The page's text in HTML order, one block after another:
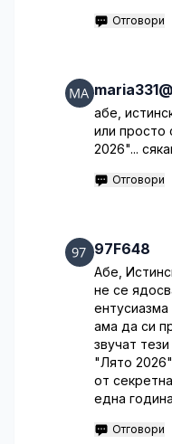
Отговори
абе,
или просто
2026"...
Отговори
97F648
Абе,
не се
ентусиазма
ама да си
звучат
"Лято
от
една
Отговори